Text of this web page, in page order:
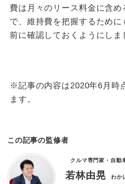
費は月々のリース料金に含
で、維持費を把握するため
前に確認しておくようにしま
※記事の内容は2020年6月時
ます。
この記事の監修者
クルマ専門家・自動
若林由晃 わか